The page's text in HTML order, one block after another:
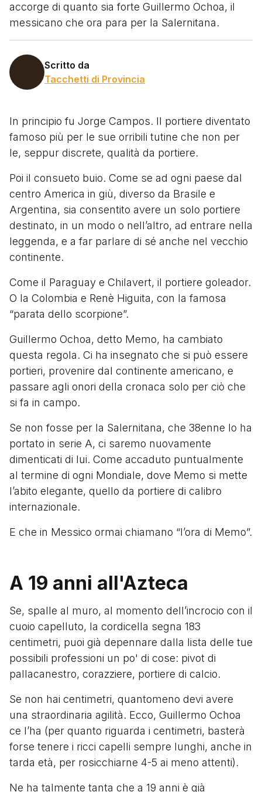
accorge di quanto sia forte Guillermo Ochoa, il
messicano che ora para per la Salernitana.
Scritto da
Tacchetti di Provincia
In principio fu Jorge Campos. Il portiere diventato
famoso più per le sue orribili tutine che non per
le, seppur discrete, qualità da portiere.
Poi il consueto buio. Come se ad ogni paese dal
centro America in giù, diverso da Brasile e
Argentina, sia consentito avere un solo portiere
destinato, in un modo o nell’altro, ad entrare nella
leggenda, e a far parlare di sé anche nel vecchio
continente.
Come il Paraguay e Chilavert, il portiere goleador.
O la Colombia e Renè Higuita, con la famosa
“parata dello scorpione”.
Guillermo Ochoa, detto Memo, ha cambiato
questa regola. Ci ha insegnato che si può essere
portieri, provenire dal continente americano, e
passare agli onori della cronaca solo per ciò che
si fa in campo.
Se non fosse per la Salernitana, che 38enne lo ha
portato in serie A, ci saremo nuovamente
dimenticati di lui. Come accaduto puntualmente
al termine di ogni Mondiale, dove Memo si mette
l’abito elegante, quello da portiere di calibro
internazionale.
E che in Messico ormai chiamano “l’ora di Memo”.
A 19 anni all'Azteca
Se, spalle al muro, al momento dell’incrocio con il
cuoio capelluto, la cordicella segna 183
centimetri, puoi già depennare dalla lista delle tue
possibili professioni un po' di cose: pivot di
pallacanestro, corazziere, portiere di calcio.
Se non hai centimetri, quantomeno devi avere
una straordinaria agilità. Ecco, Guillermo Ochoa
ce l’ha (per quanto riguarda i centimetri, basterà
forse tenere i ricci capelli sempre lunghi, anche in
tarda età, per rosicchiarne 4-5 ai meno attenti).
Ne ha talmente tanta che a 19 anni è già